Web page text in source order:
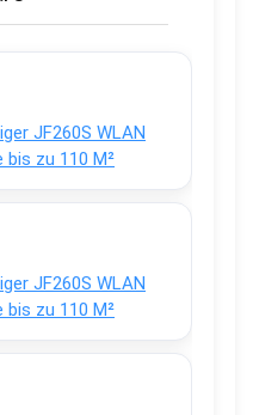
JF260S WLAN
bis zu 110 M²
JF260S WLAN
bis zu 110 M²